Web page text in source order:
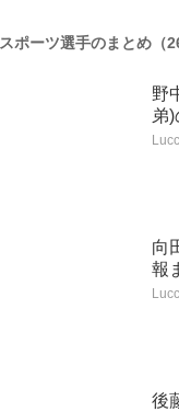
スポーツ選手のまとめ（
野
弟
向
報
後